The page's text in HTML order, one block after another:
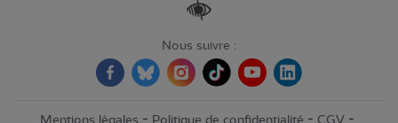
Renforcer les contrastes
Nous suivre :
Mentions légales - Politique de confidentialité - CGV -